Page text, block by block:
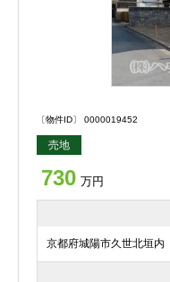
〔物件ID〕 0000019452
売地
730 万円
京都府城陽市久世北垣内